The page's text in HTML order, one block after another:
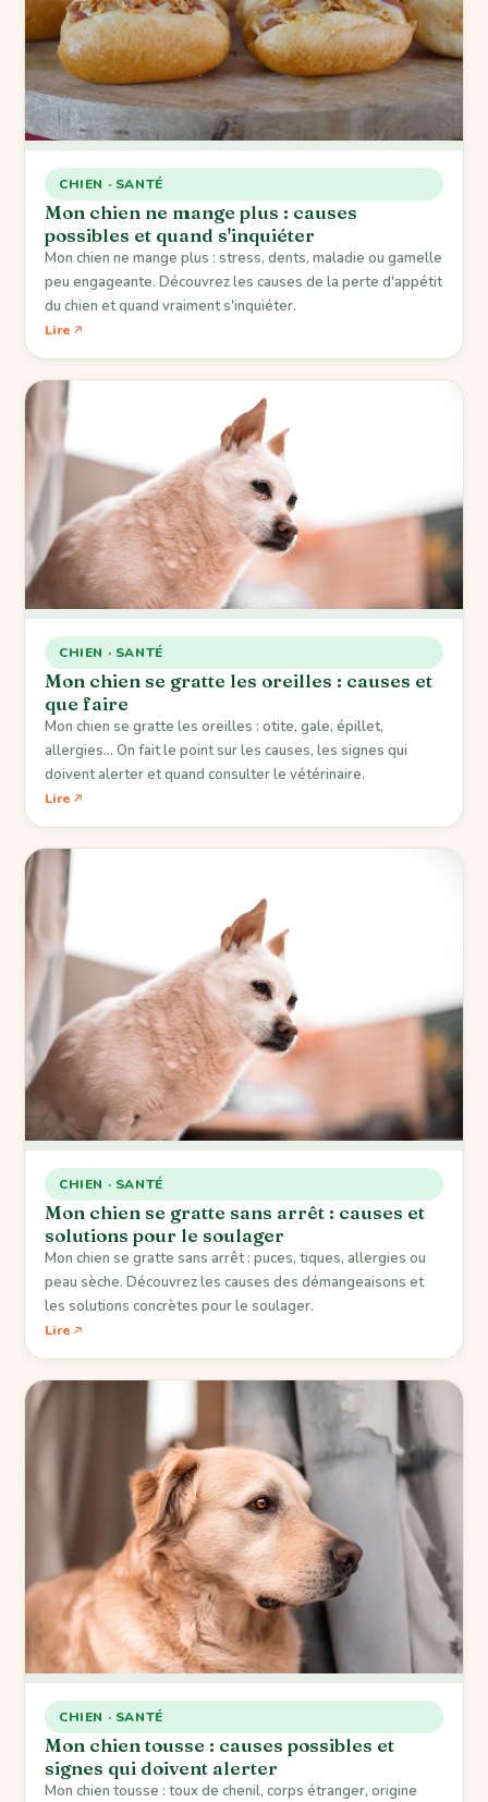
CHIEN · SANTÉ
Mon chien ne mange plus : causes
possibles et quand s'inquiéter
Mon chien ne mange plus : stress, dents, maladie ou gamelle
peu engageante. Découvrez les causes de la perte d'appétit
du chien et quand vraiment s'inquiéter.
Lire
CHIEN · SANTÉ
Mon chien se gratte les oreilles : causes et
que faire
Mon chien se gratte les oreilles : otite, gale, épillet,
allergies… On fait le point sur les causes, les signes qui
doivent alerter et quand consulter le vétérinaire.
Lire
CHIEN · SANTÉ
Mon chien se gratte sans arrêt : causes et
solutions pour le soulager
Mon chien se gratte sans arrêt : puces, tiques, allergies ou
peau sèche. Découvrez les causes des démangeaisons et
les solutions concrètes pour le soulager.
Lire
CHIEN · SANTÉ
Mon chien tousse : causes possibles et
signes qui doivent alerter
Mon chien tousse : toux de chenil, corps étranger, origine